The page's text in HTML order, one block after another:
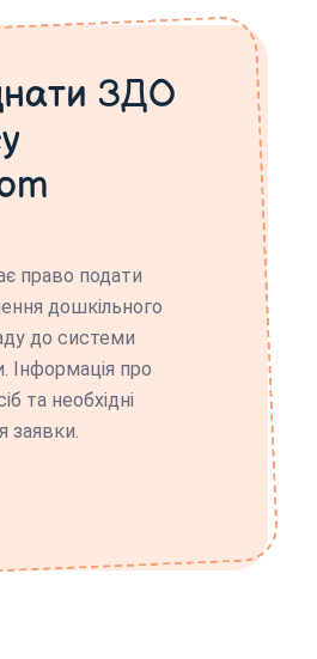
ЗДО
право подати
дошкільного
до системи
Інформація про
та необхідні
заявки.